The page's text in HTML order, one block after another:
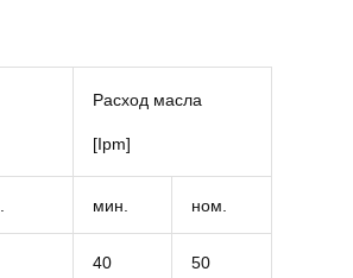
Расход масла
[Ipm]
мин. ном.
40 50